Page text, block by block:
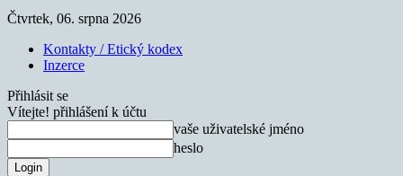
Čtvrtek, 06. srpna 2026
Kontakty / Etický kodex
Inzerce
Přihlásit se
Vítejte! přihlášení k účtu
vaše uživatelské jméno
heslo